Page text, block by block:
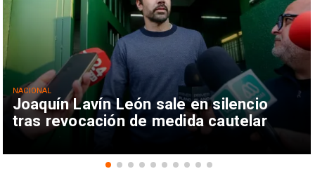
Joaquín Lavín León sale en silencio
tras revocación de medida cautelar
NACIONAL